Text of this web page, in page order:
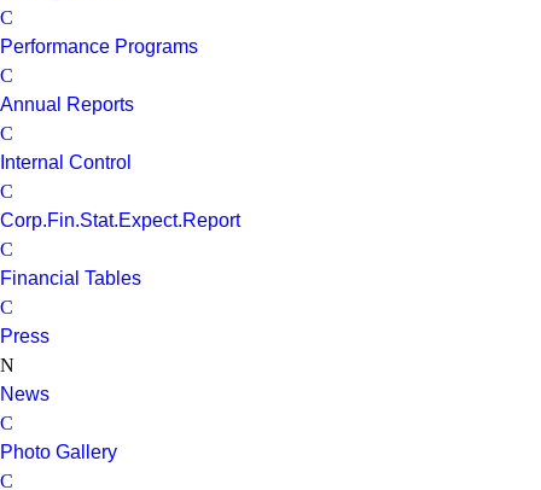
Performance Programs
Annual Reports
Internal Control
Corp.Fin.Stat.Expect.Report
Financial Tables
Press
News
Photo Gallery